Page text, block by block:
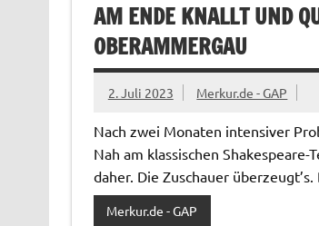
AM ENDE KNALLT UND
OBERAMMERGAU
2. Juli 2023 Merkur.de - GAP
Nach zwei Monaten intensiver
Nah am klassischen
daher. Die Zuschauer
Merkur.de - GAP